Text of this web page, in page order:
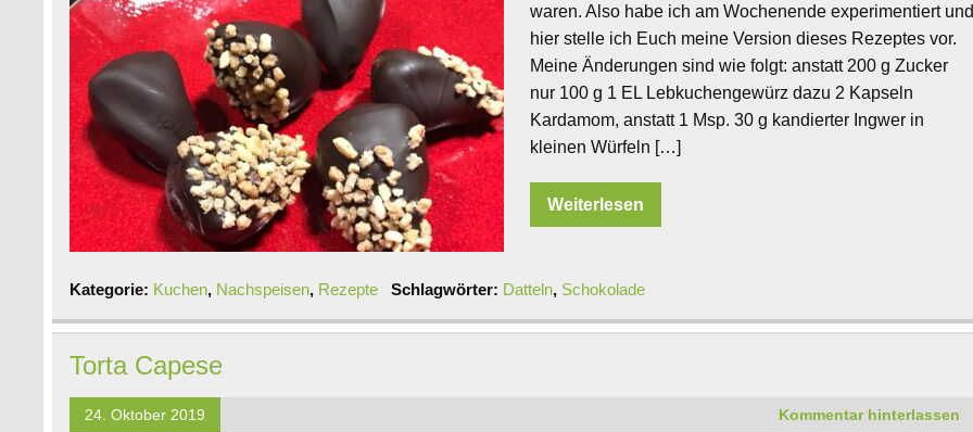
waren. Also habe ich am Wochenende experimentiert und
hier stelle ich Euch meine Version dieses Rezeptes vor.
Meine Änderungen sind wie folgt: anstatt 200 g Zucker
nur 100 g 1 EL Lebkuchengewürz dazu 2 Kapseln
Kardamom, anstatt 1 Msp. 30 g kandierter Ingwer in
kleinen Würfeln […]
Weiterlesen
Kategorie: Kuchen, Nachspeisen, Rezepte Schlagwörter: Datteln, Schokolade
Torta Capese
24. Oktober 2019 Kommentar hinterlassen